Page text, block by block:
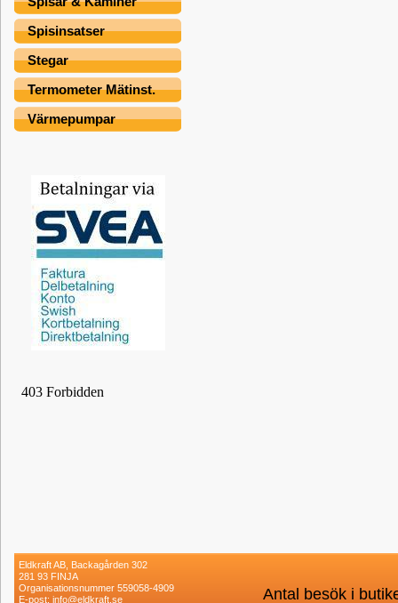
Spisinsatser
Stegar
Termometer Mätinst.
Värmepumpar
Eldkraft AB, Backagården 302
281 93 FINJA
Organisationsnummer 559058-4909
E-post: info@eldkraft.se
Antal besök i